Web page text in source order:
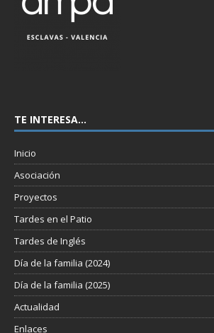
TE INTERESA…
Inicio
Asociación
Proyectos
Tardes en el Patio
Tardes de Inglés
Día de la familia (2024)
Día de la familia (2025)
Actualidad
Enlaces